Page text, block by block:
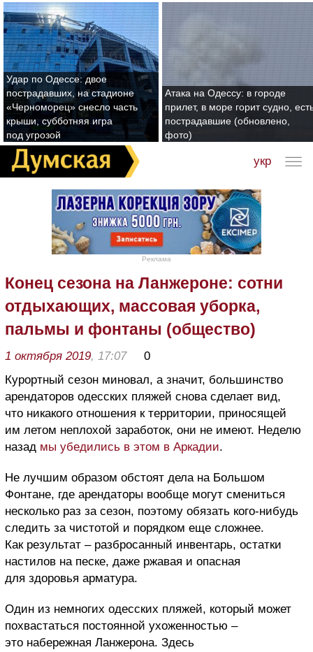
Удар по Одессе: двое
пострадавших, на стадионе
«Черноморец» снесло часть
крыши, субботняя игра
под угрозой
Атака на Одессу: в городе
прилет, в море горит судно,
пострадавшие (обновлено,
фото)
укр
Реклама
Конец сезона на Ланжероне: сотни
отдыхающих, массовая уборка,
пальмы и фонтаны (общество)
1 октября 2019, 17:07
0
Курортный сезон миновал, а значит, большинство
арендаторов одесских пляжей снова сделает вид,
что никакого отношения к территории, приносящей
им летом неплохой заработок, они не имеют. Неделю
назад мы убедились в этом в Аркадии.
Не лучшим образом обстоят дела на Большом
Фонтане, где арендаторы вообще могут смениться
несколько раз за сезон, поэтому обязать кого-нибудь
следить за чистотой и порядком еще сложнее.
Как результат – разбросанный инвентарь, остатки
настилов на песке, даже ржавая и опасная
для здоровья арматура.
Один из немногих одесских пляжей, который может
похвастаться постоянной ухоженностью –
это набережная Ланжерона. Здесь